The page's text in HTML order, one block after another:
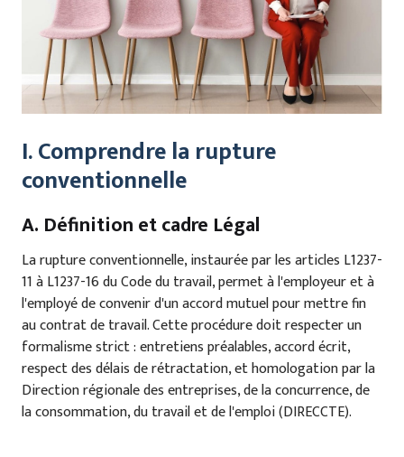
I. Comprendre la rupture
conventionnelle
A. Définition et cadre Légal
La rupture conventionnelle, instaurée par les articles L1237-
11 à L1237-16 du Code du travail, permet à l'employeur et à
l'employé de convenir d'un accord mutuel pour mettre fin
au contrat de travail. Cette procédure doit respecter un
formalisme strict : entretiens préalables, accord écrit,
respect des délais de rétractation, et homologation par la
Direction régionale des entreprises, de la concurrence, de
la consommation, du travail et de l'emploi (DIRECCTE).